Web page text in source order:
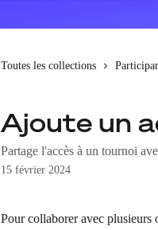
Toutes les collections
Ajoute un
Partage l'accès à un tournoi
15 février 2024
Pour collaborer avec plusieurs